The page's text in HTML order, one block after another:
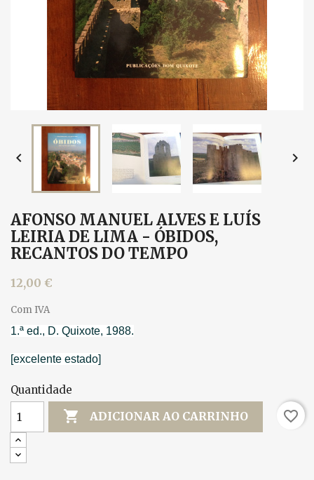
 
AFONSO MANUEL ALVES E LUÍS
LEIRIA DE LIMA - ÓBIDOS,
RECANTOS DO TEMPO
12,00 €
Com IVA
1.ª ed., D. Quixote, 1988.
[excelente estado]
Quantidade
 ADICIONAR AO CARRINHO favorite_border